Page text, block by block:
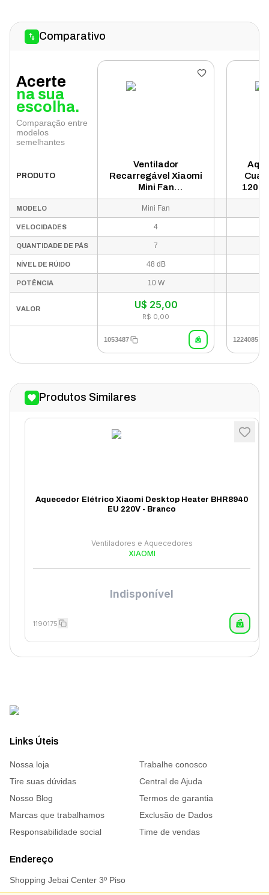
Comparativo
Acerte
na sua
escolha.
Comparação entre
modelos
semelhantes
PRODUTO
Ventilador
Recarregável Xiaomi
Mini Fan
ZMYDFS01DM 6089GL
- Branco
MODELO Mini Fan
VELOCIDADES 4
QUANTIDADE DE PÁS 7
NÍVEL DE RÚIDO 48 dB
POTÊNCIA 10 W
VALOR U$ 25,00
R$ 0,00
1053487 1224085
Produtos Similares
Aquecedor Elétrico Xiaomi Desktop Heater BHR8940
EU 220V - Branco
Ventiladores e Aquecedores
XIAOMI
Indisponível
1190175
Links Úteis
Nossa loja
Trabalhe conosco
Tire suas dúvidas
Central de Ajuda
Nosso Blog
Termos de garantia
Marcas que trabalhamos
Exclusão de Dados
Responsabilidade social
Time de vendas
Endereço
Shopping Jebai Center 3º Piso